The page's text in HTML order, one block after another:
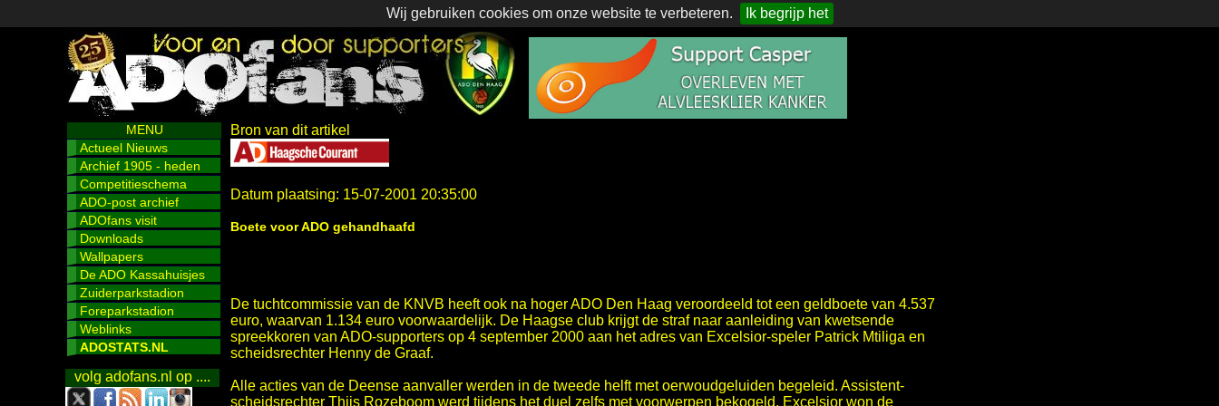
Wij gebruiken cookies om onze website te verbeteren. Ik begrijp het
MENU
Actueel Nieuws
Archief 1905 - heden
Competitieschema
ADO-post archief
ADOfans visit
Downloads
Wallpapers
De ADO Kassahuisjes
Zuiderparkstadion
Foreparkstadion
Weblinks
ADOSTATS.NL
volg adofans.nl op ....
Bron van dit artikel
Datum plaatsing: 15-07-2001 20:35:00
Boete voor ADO gehandhaafd
De tuchtcommissie van de KNVB heeft ook na hoger ADO Den Haag veroordeeld tot een geldboete van 4.537
euro, waarvan 1.134 euro voorwaardelijk. De Haagse club krijgt de straf naar aanleiding van kwetsende
spreekkoren van ADO-supporters op 4 september 2000 aan het adres van Excelsior-speler Patrick Mtiliga en
scheidsrechter Henny de Graaf.
Alle acties van de Deense aanvaller werden in de tweede helft met oerwoudgeluiden begeleid. Assistent-
scheidsrechter Thijs Rozeboom werd tijdens het duel zelfs met voorwerpen bekogeld. Excelsior won de